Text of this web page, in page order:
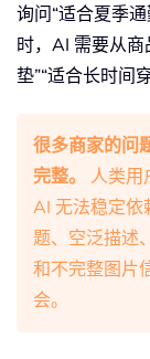
询问“适合夏季
时，AI 需要从商
垫”“适合长时间
很多商家的问
完整。
人类用
AI 无法稳定依
题、空泛描述
和不完整图片
会。